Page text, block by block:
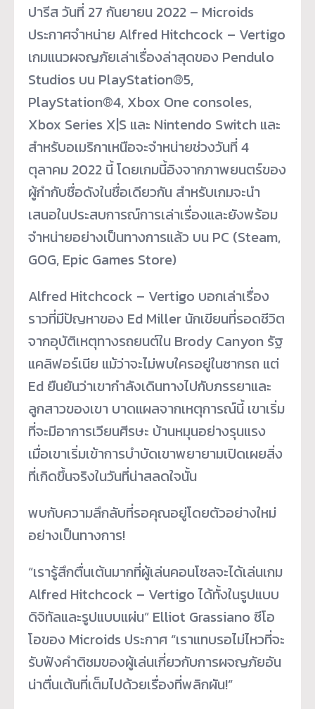
ปารีส วันที่ 27 กันยายน 2022 – Microids
ประกาศจำหน่าย Alfred Hitchcock – Vertigo
เกมแนวผจญภัยเล่าเรื่องล่าสุดของ Pendulo
Studios บน PlayStation®5,
PlayStation®4, Xbox One consoles,
Xbox Series X|S และ Nintendo Switch และ
สำหรับอเมริกาเหนือจะจำหน่ายช่วงวันที่ 4
ตุลาคม 2022 นี้ โดยเกมนี้อิงจากภาพยนตร์ของ
ผู้กำกับชื่อดังในชื่อเดียวกัน สำหรับเกมจะนำ
เสนอในประสบการณ์การเล่าเรื่องและยังพร้อม
จำหน่ายอย่างเป็นทางการแล้ว บน PC (Steam,
GOG, Epic Games Store)
Alfred Hitchcock – Vertigo บอกเล่าเรื่อง
ราวที่มีปัญหาของ Ed Miller นักเขียนที่รอดชีวิต
จากอุบัติเหตุทางรถยนต์ใน Brody Canyon รัฐ
แคลิฟอร์เนีย แม้ว่าจะไม่พบใครอยู่ในซากรถ แต่
Ed ยืนยันว่าเขากำลังเดินทางไปกับภรรยาและ
ลูกสาวของเขา บาดแผลจากเหตุการณ์นี้ เขาเริ่ม
ที่จะมีอาการเวียนศีรษะ บ้านหมุนอย่างรุนแรง
เมื่อเขาเริ่มเข้าการบำบัดเขาพยายามเปิดเผยสิ่ง
ที่เกิดขึ้นจริงในวันที่น่าสลดใจนั้น
พบกับความลึกลับที่รอคุณอยู่โดยตัวอย่างใหม่
อย่างเป็นทางการ!
“เรารู้สึกตื่นเต้นมากที่ผู้เล่นคอนโซลจะได้เล่นเกม
Alfred Hitchcock – Vertigo ได้ทั้งในรูปแบบ
ดิจิทัลและรูปแบบแผ่น” Elliot Grassiano ซีโอ
โอของ Microids ประกาศ “เราแทบรอไม่ไหวที่จะ
รับฟังคำติชมของผู้เล่นเกี่ยวกับการผจญภัยอัน
น่าตื่นเต้นที่เต็มไปด้วยเรื่องที่พลิกผัน!”